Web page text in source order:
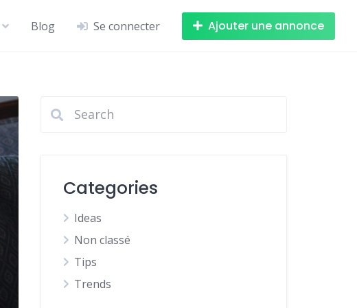
Blog Se connecter Ajouter une annonce
Categories
Ideas
Non classé
Tips
Trends